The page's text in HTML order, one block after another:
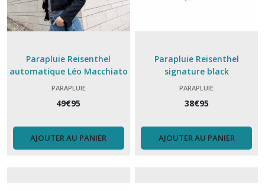
Parapluie Reisenthel
automatique Léo Macchiato
PARAPLUIE
49€95
AJOUTER AU PANIER
Parapluie Reisenthel
signature black
PARAPLUIE
38€95
AJOUTER AU PANIER